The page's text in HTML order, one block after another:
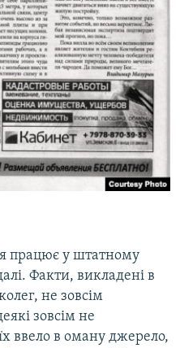
працює у штатному
Факти, викладені в
не зовсім
зовсім не
ввело в оману джерело,